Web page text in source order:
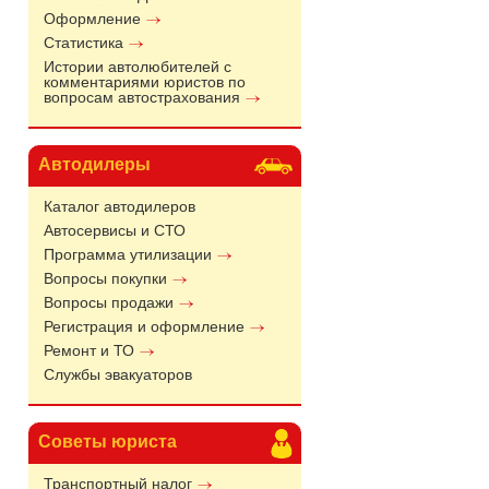
Оформление
Статистика
Истории автолюбителей с
комментариями юристов по
вопросам автострахования
Автодилеры
Каталог автодилеров
Автосервисы и СТО
Программа утилизации
Вопросы покупки
Вопросы продажи
Регистрация и оформление
Ремонт и ТО
Службы эвакуаторов
Советы юриста
Транспортный налог